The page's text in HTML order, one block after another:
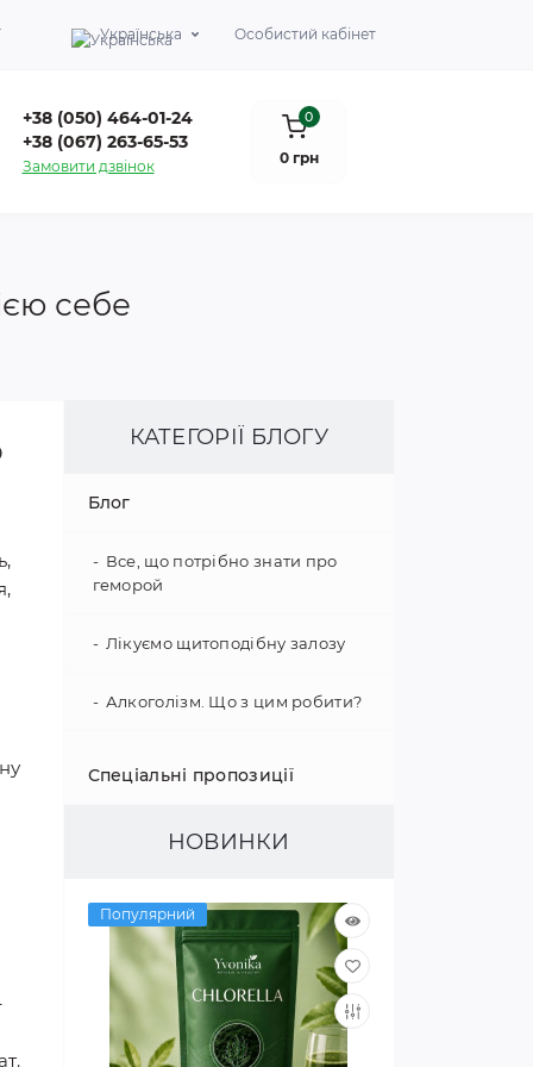
Українська Особистий кабінет
+38 (050) 464-01-24
+38 (067) 263-65-53
Замовити дзвінок
0
0 грн
себе
КАТЕГОРІЇ БЛОГУ
Блог
Все, що потрібно знати про
геморой
Лікуємо щитоподібну залозу
Алкоголізм. Що з цим робити?
Як покращити слух
Цікаві факти про наш організм
Покращуємо зір
Спеціальні пропозиції
НОВИНКИ
Популярний